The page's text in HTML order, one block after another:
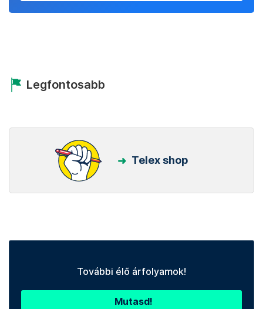
Legfontosabb
Telex shop
További élő árfolyamok!
Mutasd!